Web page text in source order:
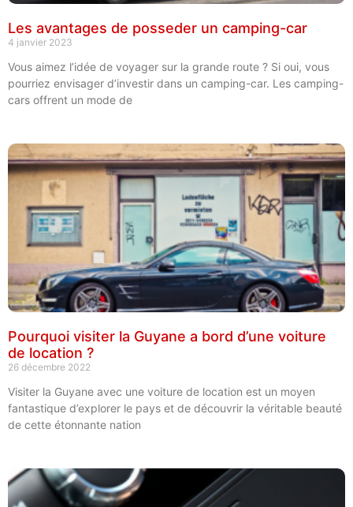
Les avantages de posseder un camping-car
4 janvier 2023
Vous aimez l’idée de voyager sur la grande route ? Si oui, vous
pourriez envisager d’investir dans un camping-car. Les camping-
cars offrent un mode de
Pourquoi visiter la Guyane a bord d’une voiture
de location ?
26 décembre 2022
Visiter la Guyane avec une voiture de location est un moyen
fantastique d’explorer le pays et de découvrir la véritable beauté
de cette étonnante nation